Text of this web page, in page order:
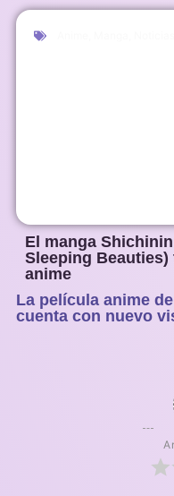
El manga
Sleeping Beauties)
anime
La película anime
cuenta con nuevo